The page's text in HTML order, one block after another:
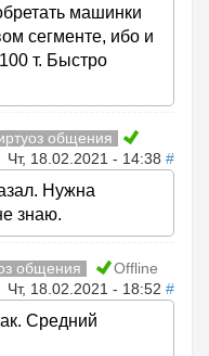
машинки
сегменте, ибо и
т. Быстро
общения
Чт, 18.02.2021 - 14:38 #
Нужна
знаю.
общения
Offline
Чт, 18.02.2021 - 18:52 #
Средний